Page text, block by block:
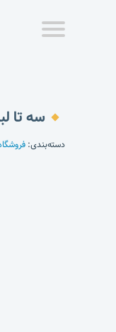
سه تا
دسته‌بندی: